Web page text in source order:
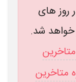
در روز های
متاخرین